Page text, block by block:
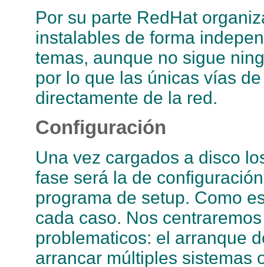
Por su parte RedHat
instalables de forma
temas, aunque no sigue
por lo que las únicas vías
directamente de la red.
Configuración
Una vez cargados a disco
fase será la de
programa de setup. Como
cada caso. Nos
problematicos: el arranque
arrancar múltiples sistemas